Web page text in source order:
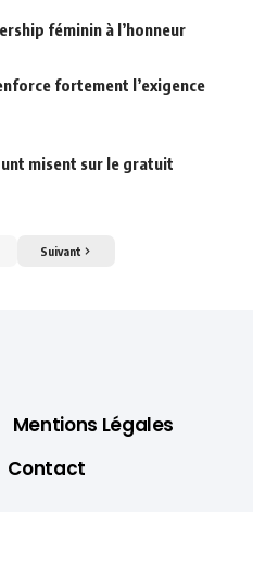
féminin à l’honneur
fortement l’exigence
misent sur le gratuit
Suivant
Mentions Légales
Contact